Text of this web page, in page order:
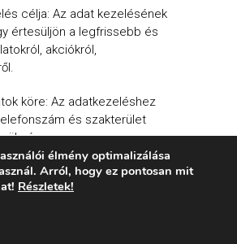
célja: Az adat kezelésének
értesüljön a legfrissebb és
akciókról,
köre: Az adatkezeléshez
és szakterület
időtartama: A hozzájárulás
szabott
élmény optimalizálása
Arról, hogy ez pontosan mit
Részletek!